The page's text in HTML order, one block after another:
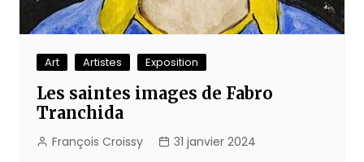
Art Artistes Exposition
Les saintes images de Fabro
Tranchida
François Croissy 31 janvier 2024